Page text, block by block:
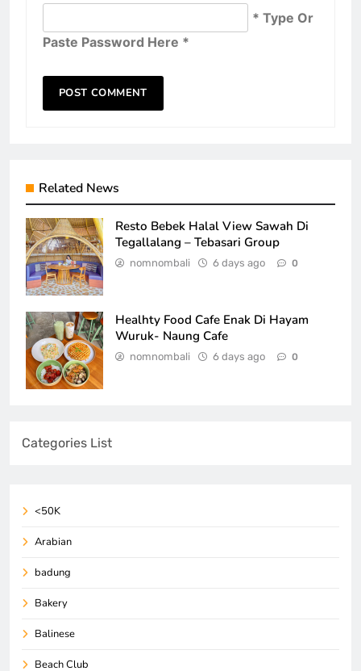
* Type Or
Paste Password Here *
Related News
Resto Bebek Halal View Sawah Di
Tegallalang – Tebasari Group
nomnombali 6 days ago 0
Healhty Food Cafe Enak Di Hayam
Wuruk- Naung Cafe
nomnombali 6 days ago 0
Categories List
<50K
Arabian
badung
Bakery
Balinese
Beach Club